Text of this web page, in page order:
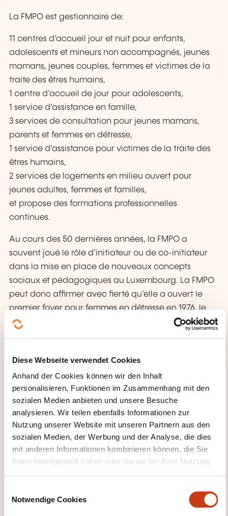
Diese Webseite verwendet Cookies
Anhand der Cookies können wir den Inhalt
personalisieren, Funktionen im Zusammenhang mit den
sozialen Medien anbieten und unsere Besuche
analysieren. Wir teilen ebenfalls Informationen zur
Nutzung unserer Website mit unseren Partnern aus den
sozialen Medien, der Werbung und der Analyse, die dies
mit anderen Informationen kombinieren können, die Sie
ihnen bereitgestellt haben oder die sie bei Ihrer Nutzung
Notwendige Cookies
La FMPO est gestionnaire de:
11 centres d’accueil jour et nuit pour enfants,
adolescents et mineurs non accompagnés, jeunes
mamans, jeunes couples, femmes et victimes de la
traite des êtres humains,
1 centre d’accueil de jour pour adolescents,
1 service d’assistance en famille,
3 services de consultation pour jeunes mamans,
parents et femmes en détresse,
1 service d’assistance pour victimes de la traite des
êtres humains,
2 services de logements en milieu ouvert pour
jeunes adultes, femmes et familles,
et propose des formations professionnelles
continues.
Au cours des 50 dernières années, la FMPO a
souvent joué le rôle d’initiateur ou de co-initiateur
dans la mise en place de nouveaux concepts
sociaux et pédagogiques au Luxembourg. La FMPO
peut donc affirmer avec fierté qu’elle a ouvert le
premier foyer pour femmes en détresse en 1976, le
premier foyer pour jeunes mamans en 1987, le
jeunes parents en 2013 et le premier centre d’accueil
pour victimes de la traite des êtres humains en 2019.
La FMPO est co-initiateur de la création d’un service
de consultation pour hommes en 2012 et en 2020 de
la Helpline violence domestique.
Pour la FMPO, chaque forme de violence est
inacceptable, qu’elle soit physique, psychologique,
sexuelle, économique, institutionnelle ou structurelle
jour de manière inconditionnelle dans la prévention
et la lutte contre la violence conjugale, la violence